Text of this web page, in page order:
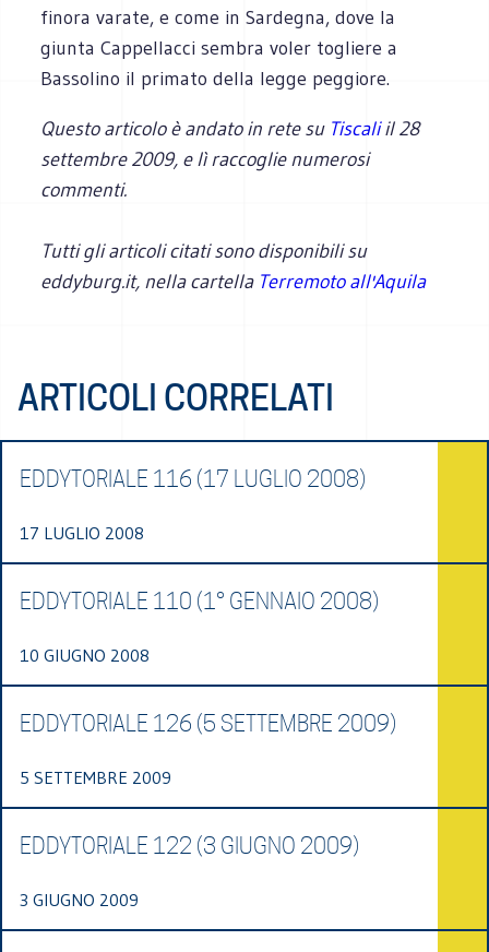
finora varate, e come in Sardegna, dove la
giunta Cappellacci sembra voler togliere a
Bassolino il primato della legge peggiore.
Questo articolo è andato in rete su Tiscaliil 28
settembre 2009, e lì raccoglie numerosi
commenti.
Tutti gli articoli citati sono disponibili su
eddyburg.it, nella cartella Terremoto all'Aquila
ARTICOLI CORRELATI
EDDYTORIALE 116 (17 LUGLIO 2008)
17 LUGLIO 2008
EDDYTORIALE 110 (1° GENNAIO 2008)
10 GIUGNO 2008
EDDYTORIALE 126 (5 SETTEMBRE 2009)
5 SETTEMBRE 2009
EDDYTORIALE 122 (3 GIUGNO 2009)
3 GIUGNO 2009